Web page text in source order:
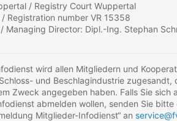
/ Registry Court Wuppertal
Registration number VR 15358
Managing Director: Dipl.-Ing. Stephan
wird allen Mitgliedern und
und Beschlagindustrie zugesandt,
Zweck angegeben haben. Falls Sie sich
abmelden wollen, senden Sie bitte
Mitglieder-Infodienst“ an